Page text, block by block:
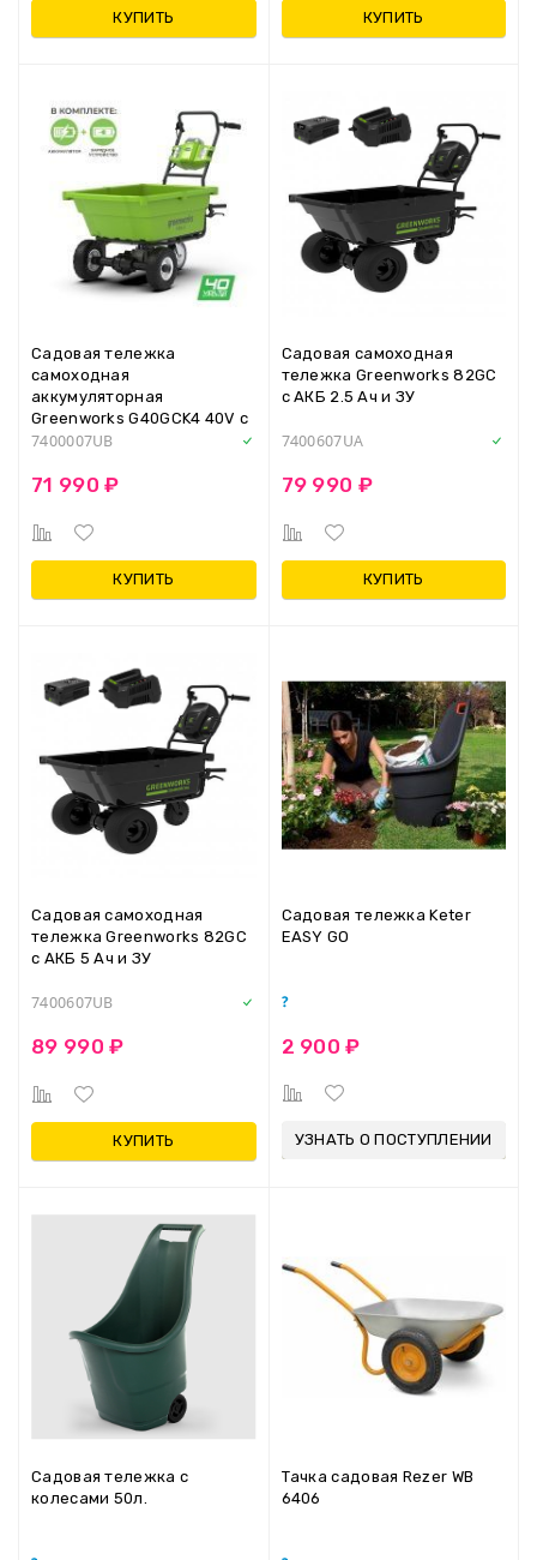
КУПИТЬ КУПИТЬ
Садовая тележка
самоходная
аккумуляторная
Greenworks G40GCK4 40V c
АКБ 4 Ah и ЗУ (7400007UB)
7400007UB
71 990 ₽
КУПИТЬ
Садовая самоходная
тележка Greenworks 82GC
с АКБ 2.5 Ач и ЗУ
7400607UA
79 990 ₽
КУПИТЬ
Садовая самоходная
тележка Greenworks 82GC
с АКБ 5 Ач и ЗУ
7400607UB
89 990 ₽
КУПИТЬ
Садовая тележка Keter
EASY GO
2 900 ₽
УЗНАТЬ О ПОСТУПЛЕНИИ
Садовая тележка с
колесами 50л.
Тачка садовая Rezer WB
6406